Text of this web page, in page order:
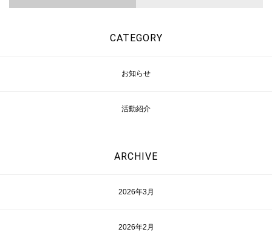
CATEGORY
お知らせ
活動紹介
ARCHIVE
2026年3月
2026年2月